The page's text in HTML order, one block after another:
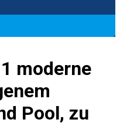
moderne
Pool, zu